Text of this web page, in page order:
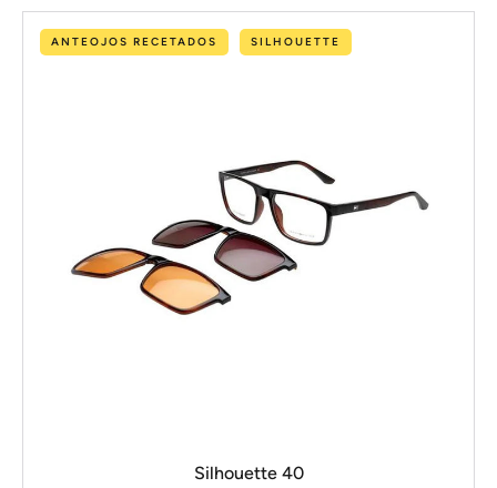
ANTEOJOS RECETADOS SILHOUETTE
Silhouette 40